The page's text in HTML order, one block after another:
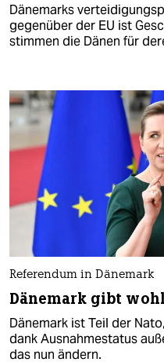
Dänemarks
gegenüber der EU ist
stimmen die Dänen für
Referendum in Dänemark
Dänemark gibt
Dänemark ist Teil der
dank Ausnahmestatus
das nun ändern.